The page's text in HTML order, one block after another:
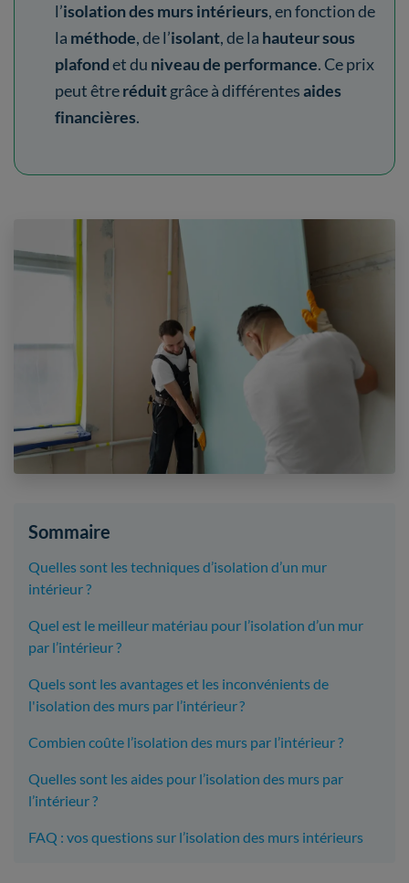
l’isolation des murs intérieurs, en fonction de
la méthode, de l’isolant, de la hauteur sous
plafondet du niveau de performance. Ce prix
peut êtreréduitgrâce à différentesaides
financières.
Sommaire
​Quelles sont les techniques d’isolation d’un mur
intérieur ?
Quel est le meilleur matériau pour l’isolation d’un mur
par l’intérieur ?
Quels sont les avantages et les inconvénients de
l'isolation des murs par l’intérieur ?
Combien coûte l’isolation des murs par l’intérieur ?
Quelles sont les aides pour l’isolation des murs par
l’intérieur ?
FAQ : vos questions sur l’isolation des murs intérieurs